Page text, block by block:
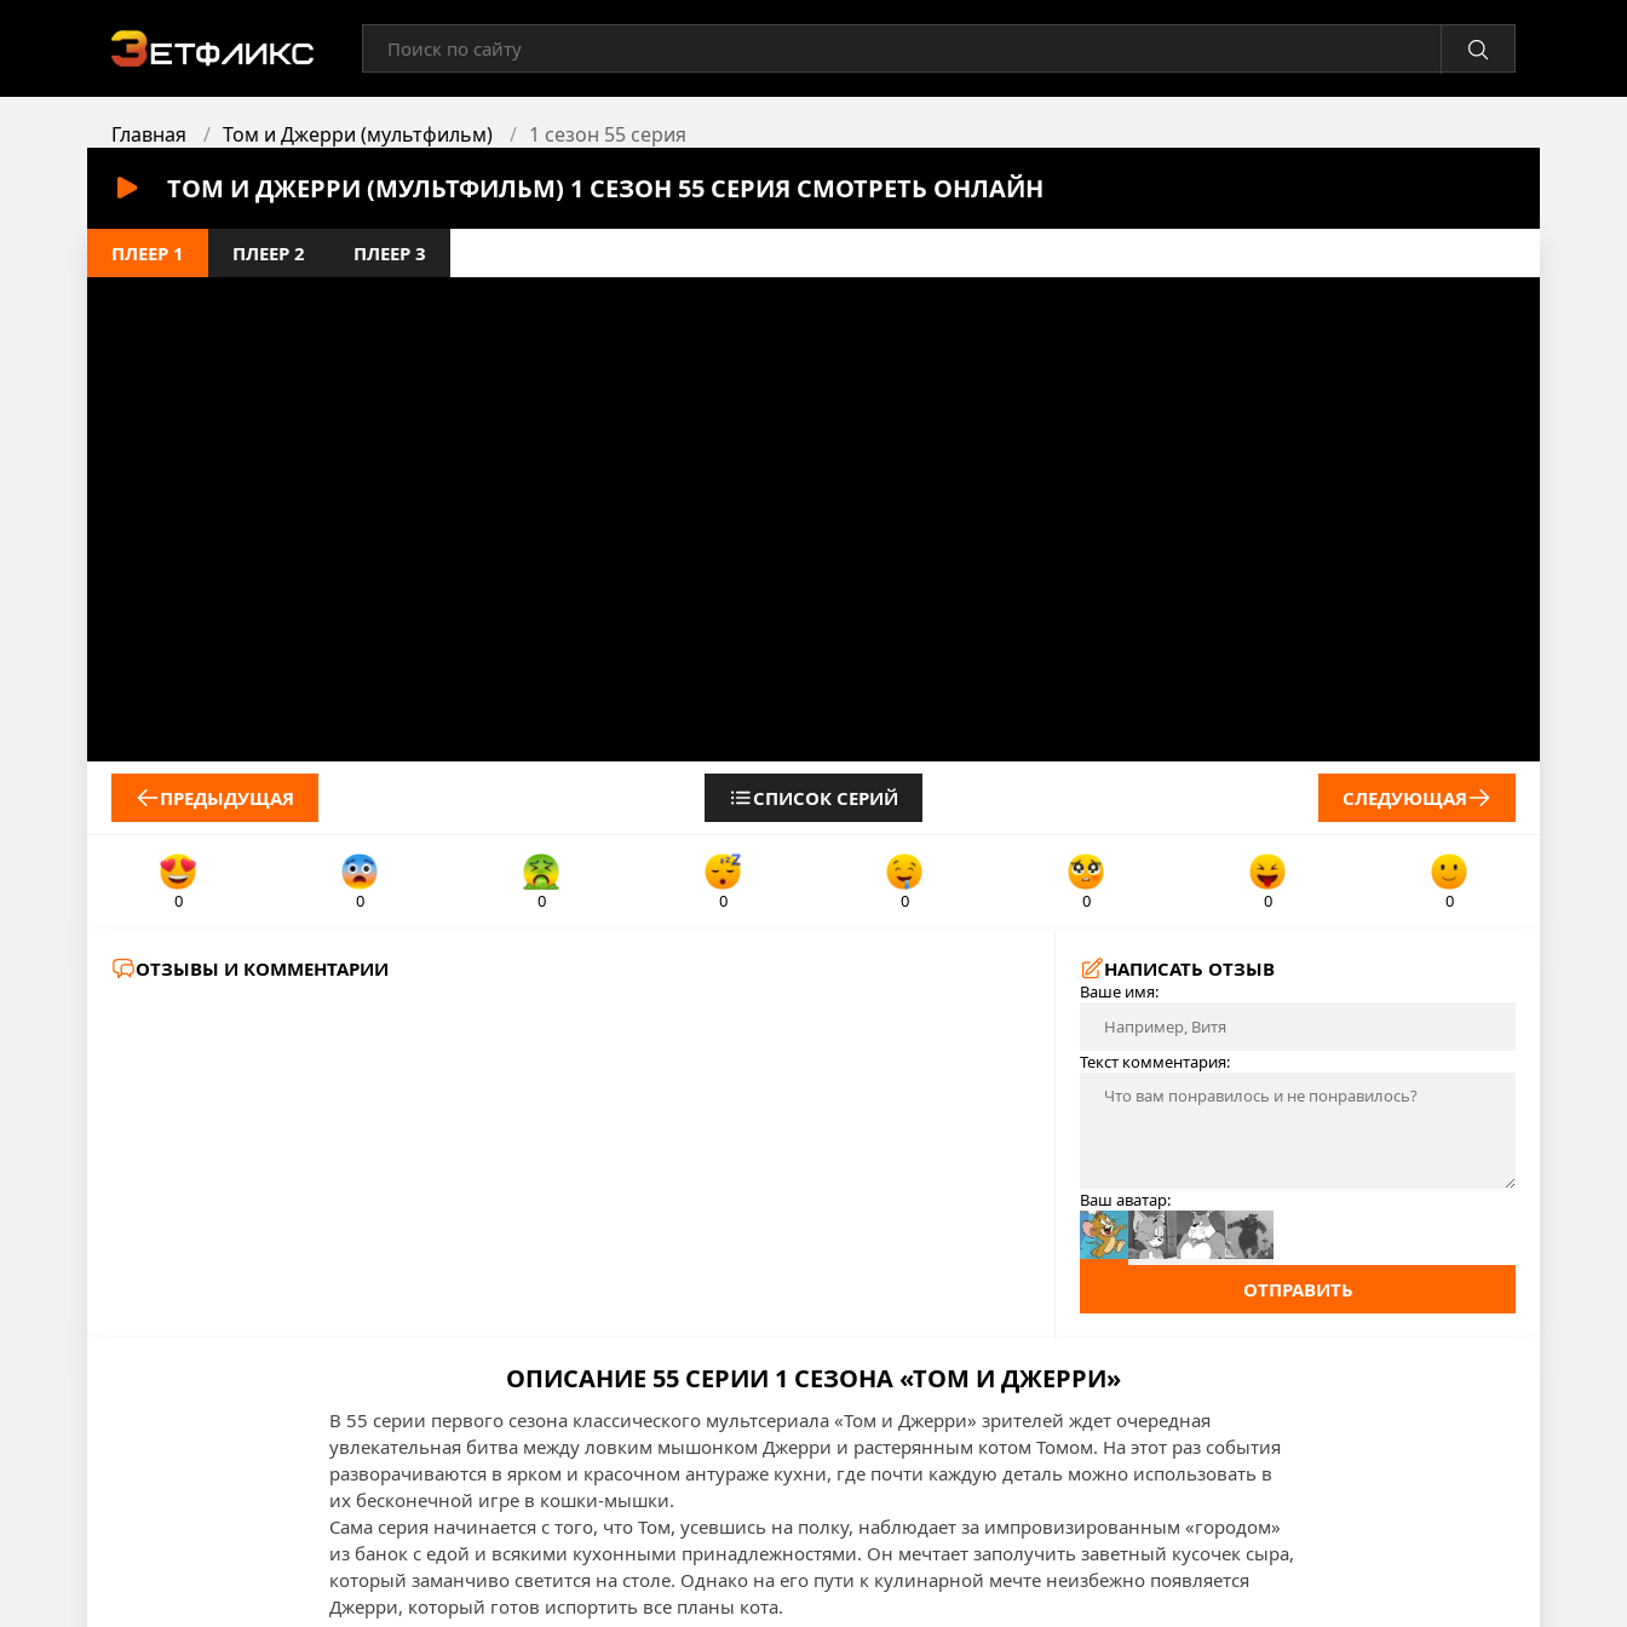
Главная Том и Джерри (мультфильм) 1 сезон 55 серия
ТОМ И ДЖЕРРИ (МУЛЬТФИЛЬМ) 1 СЕЗОН 55 СЕРИЯ СМОТРЕТЬ ОНЛАЙН
ПЛЕЕР 1 ПЛЕЕР 2 ПЛЕЕР 3
ПРЕДЫДУЩАЯ СПИСОК СЕРИЙ СЛЕДУЮЩАЯ
0 0 0 0 0 0 0 0
ОТЗЫВЫ И КОММЕНТАРИИ НАПИСАТЬ ОТЗЫВ
Ваше имя:
Текст комментария:
Ваш аватар:
ОТПРАВИТЬ
ОПИСАНИЕ 55 СЕРИИ 1 СЕЗОНА «ТОМ И ДЖЕРРИ»
В 55 серии первого сезона классического мультсериала «Том и Джерри» зрителей ждет очередная
увлекательная битва между ловким мышонком Джерри и растерянным котом Томом. На этот раз события
разворачиваются в ярком и красочном антураже кухни, где почти каждую деталь можно использовать в
их бесконечной игре в кошки-мышки.
Сама серия начинается с того, что Том, усевшись на полку, наблюдает за импровизированным «городом»
из банок с едой и всякими кухонными принадлежностями. Он мечтает заполучить заветный кусочек сыра,
который заманчиво светится на столе. Однако на его пути к кулинарной мечте неизбежно появляется
Джерри, который готов испортить все планы кота.